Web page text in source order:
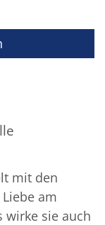
mit den
am
wirke sie auch